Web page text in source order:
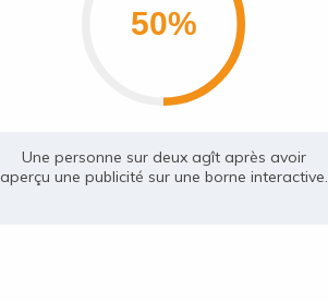
Une personne sur deux agît après avoir
aperçu une publicité sur une borne interactive.